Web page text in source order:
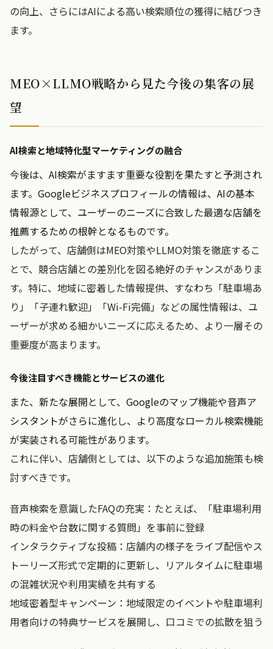
の向上、さらにはAIによる高い検索順位の獲得に結びつき
ます。
MEO×LLMO戦略から見た今後の集客の展
望
AI検索と地域特化型マーケティングの融合
今後は、AI検索がますます重要な役割を果たすと予測され
ます。Googleビジネスプロフィールの情報は、AIの基本
情報源として、ユーザーのニーズに合致した最適な店舗を
推薦するための根幹となるものです。
したがって、店舗側はMEO対策やLLMO対策を徹底するこ
とで、競合店舗との差別化を図る絶好のチャンスがありま
す。特に、地域に密着した情報提供、すなわち「駐車場あ
り」「子連れ歓迎」「Wi-Fi完備」などの属性情報は、ユ
ーザーが求める細かいニーズに応えるため、より一層その
重要度が高まります。
今後注目すべき機能とサービスの進化
また、新たな展開として、Googleのマップ機能や音声ア
シスタントがさらに進化し、より高度なローカル検索機能
が実装される可能性があります。
これに伴い、店舗側としては、以下のような追加施策も検
討すべきです。
音声検索を意識したFAQの充実：たとえば、「駐車場利用
時の料金や台数に関する質問」を事前に登録
インタラクティブな投稿：店舗内の様子をライブ配信やス
トーリーズ形式で定期的に更新し、リアルタイムに駐車場
の混雑状況や利用実績を共有する
地域密着型キャンペーン：地域限定のイベントや駐車場利
用者向けの特典サービスを展開し、口コミでの拡散を狙う